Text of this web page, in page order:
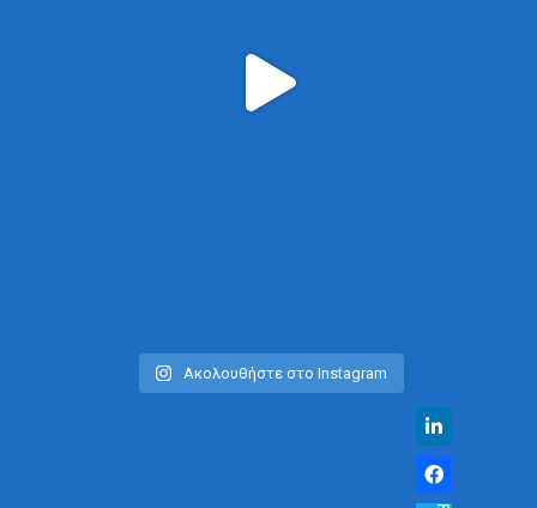
Ακολουθήστε στο Instagram